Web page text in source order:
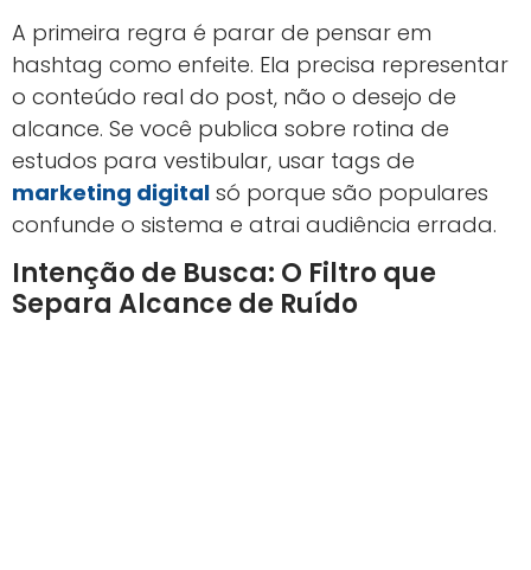
A primeira regra é parar de pensar em
hashtag como enfeite. Ela precisa representar
o conteúdo real do post, não o desejo de
alcance. Se você publica sobre rotina de
estudos para vestibular, usar tags de
marketing digital só porque são populares
confunde o sistema e atrai audiência errada.
Intenção de Busca: O Filtro que
Separa Alcance de Ruído